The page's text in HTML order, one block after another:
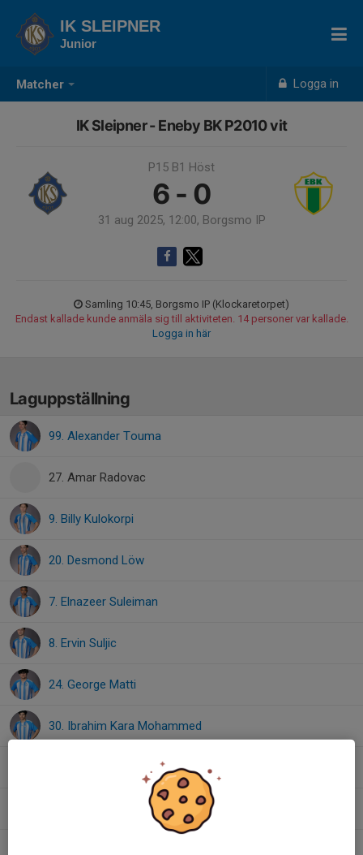
Matcher Logga in
IK SLEIPNER
Junior
IK Sleipner - Eneby BK P2010 vit
P15 B1 Höst
6 - 0
31 aug 2025, 12:00, Borgsmo IP
Samling 10:45, Borgsmo IP (Klockaretorpet)
Endast kallade kunde anmäla sig till aktiviteten. 14 personer var kallade.
Logga in här
Laguppställning
99. Alexander Touma
27. Amar Radovac
9. Billy Kulokorpi
20. Desmond Löw
7. Elnazeer Suleiman
8. Ervin Suljic
24. George Matti
30. Ibrahim Kara Mohammed